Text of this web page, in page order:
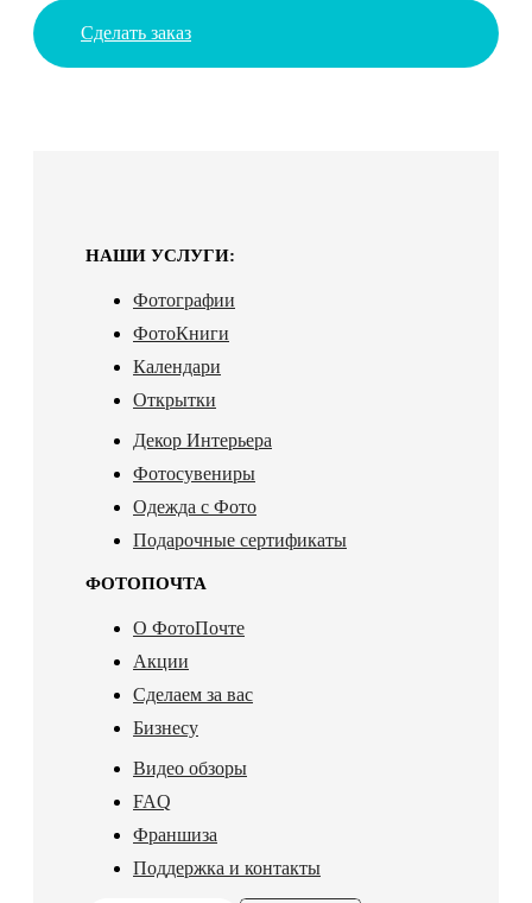
Сделать заказ
НАШИ УСЛУГИ:
Фотографии
ФотоКниги
Календари
Открытки
Декор Интерьера
Фотосувениры
Одежда с Фото
Подарочные сертификаты
ФОТОПОЧТА
О ФотоПочте
Акции
Сделаем за вас
Бизнесу
Видео обзоры
FAQ
Франшиза
Поддержка и контакты